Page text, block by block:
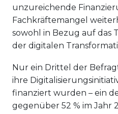
unzureichende
Fachkräftemangel
sowohl in Bezug auf das
der digitalen
Nur ein Drittel der
ihre
finanziert wurden – ein
gegenüber 52 % im Jahr